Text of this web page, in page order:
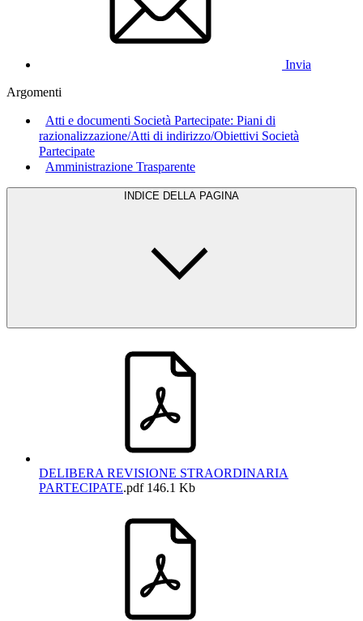
Invia
Argomenti
Atti e documenti Società Partecipate: Piani di
razionalizzazione/Atti di indirizzo/Obiettivi Società
Partecipate
Amministrazione Trasparente
INDICE DELLA PAGINA
DELIBERA REVISIONE STRAORDINARIA
PARTECIPATE.pdf146.1 Kb